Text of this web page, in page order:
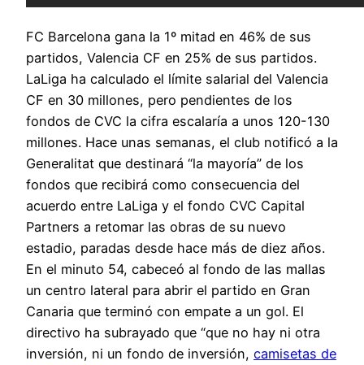
FC Barcelona gana la 1º mitad en 46% de sus
partidos, Valencia CF en 25% de sus partidos.
LaLiga ha calculado el límite salarial del Valencia
CF en 30 millones, pero pendientes de los
fondos de CVC la cifra escalaría a unos 120-130
millones. Hace unas semanas, el club notificó a la
Generalitat que destinará “la mayoría” de los
fondos que recibirá como consecuencia del
acuerdo entre LaLiga y el fondo CVC Capital
Partners a retomar las obras de su nuevo
estadio, paradas desde hace más de diez años.
En el minuto 54, cabeceó al fondo de las mallas
un centro lateral para abrir el partido en Gran
Canaria que terminó con empate a un gol. El
directivo ha subrayado que “que no hay ni otra
inversión, ni un fondo de inversión, camisetas de